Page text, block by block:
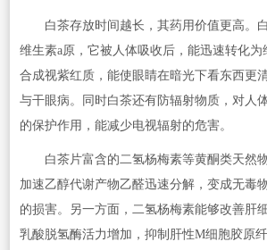
白茶存放时间越长，其药用价值更高。
维生素a原，它被人体吸收后，能迅速转化为
合成视紫红质，能使眼睛在暗光下看东西更
与干眼病。同时白茶还有防辐射物质，对人
的保护作用，能减少电视辐射的危害。
白茶片富含的二氢杨梅素等黄酮类天然物
加速乙醇代谢产物乙醛迅速分解，变成无毒
的损害。另一方面，二氢杨梅素能够改善肝
乳酸脱氢酶活力增加，抑制肝性M细胞胶原